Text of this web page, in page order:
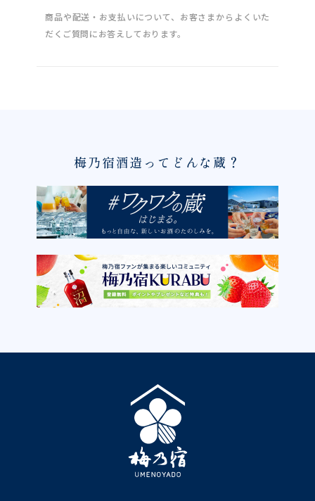
商品や配送・お支払いについて、お客さまからよくいた
だくご質問にお答えしております。
梅乃宿酒造ってどんな蔵？